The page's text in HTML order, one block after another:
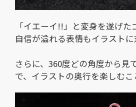
「イエーイ!!」と変身を遂げた
自信が溢れる表情もイラストに
さらに、360度どの角度から見
で、イラストの奥行を楽しむこ